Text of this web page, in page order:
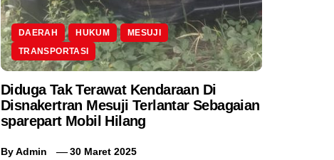
DAERAH HUKUM
MESUJI
TRANSPORTASI
Diduga Tak Terawat Kendaraan Di
Disnakertran Mesuji Terlantar Sebagaian
sparepart Mobil Hilang
ByAdmin 30 Maret 2025